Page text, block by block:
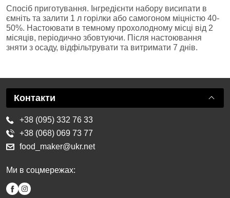
Спосіб приготування. Інгредієнти набору висипати в
ємніть та залити 1 л горілки або самогоном міцністю 40-
50%. Настоювати в темному прохолодному місці від 2
місяців, періодично збовтуючи. Після настоювання
зняти з осаду, відфільтрувати та витримати 7 днів.
Контакти
+38 (095) 332 76 33
+38 (068) 069 73 77
food_maker@ukr.net
Ми в соцмережах: